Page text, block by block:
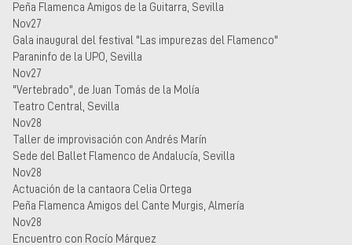
Peña Flamenca Amigos de la Guitarra, Sevilla
Nov27
Gala inaugural del festival "Las impurezas del Flamenco"
Paraninfo de la UPO, Sevilla
Nov27
"Vertebrado", de Juan Tomás de la Molía
Teatro Central, Sevilla
Nov28
Taller de improvisación con Andrés Marín
Sede del Ballet Flamenco de Andalucía, Sevilla
Nov28
Actuación de la cantaora Celia Ortega
Peña Flamenca Amigos del Cante Murgis, Almería
Nov28
Encuentro con Rocío Márquez